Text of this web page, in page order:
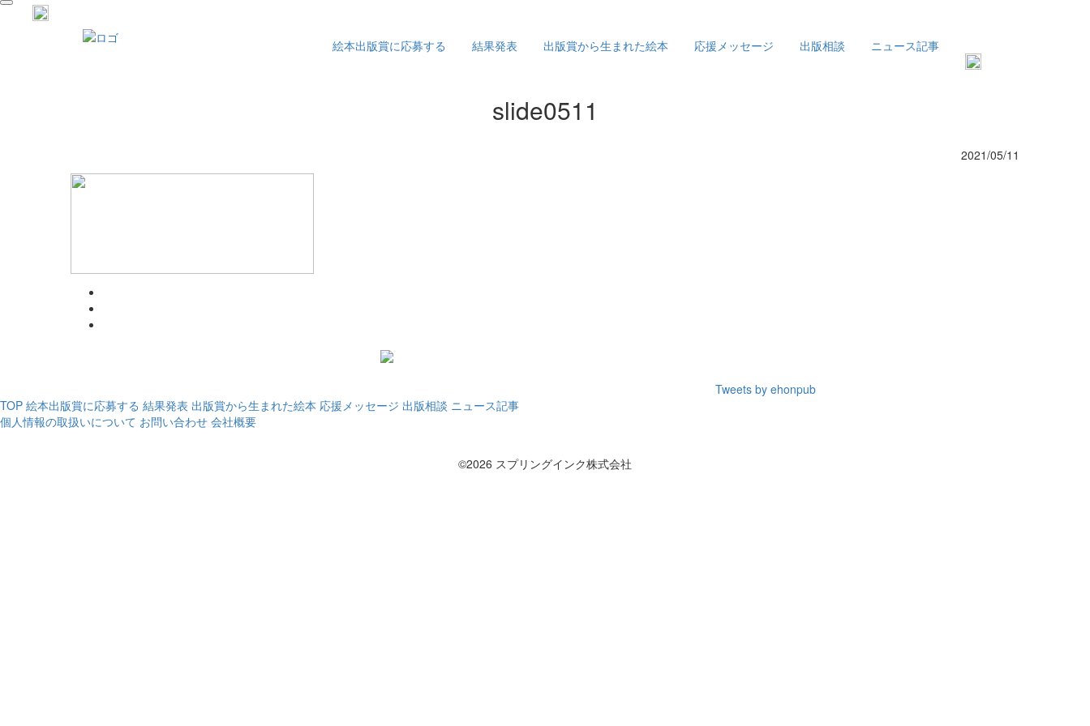
navigation
絵本出版賞に応募する 結果発表 出版賞から生まれた絵本 応援メッセージ 出版相談 ニュース記事
slide0511
2021/05/11
Tweets by ehonpub
TOP 絵本出版賞に応募する 結果発表 出版賞から生まれた絵本 応援メッセージ 出版相談 ニュース記事
個人情報の取扱いについて お問い合わせ 会社概要
©2026 スプリングインク株式会社